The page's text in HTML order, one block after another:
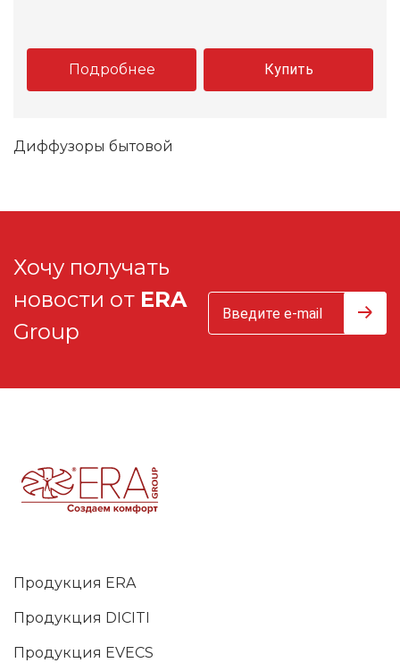
Подробнее Купить
Диффузоры бытовой
Хочу получать
новости от ERA
Group
Продукция ERA
Продукция DICITI
Продукция EVECS